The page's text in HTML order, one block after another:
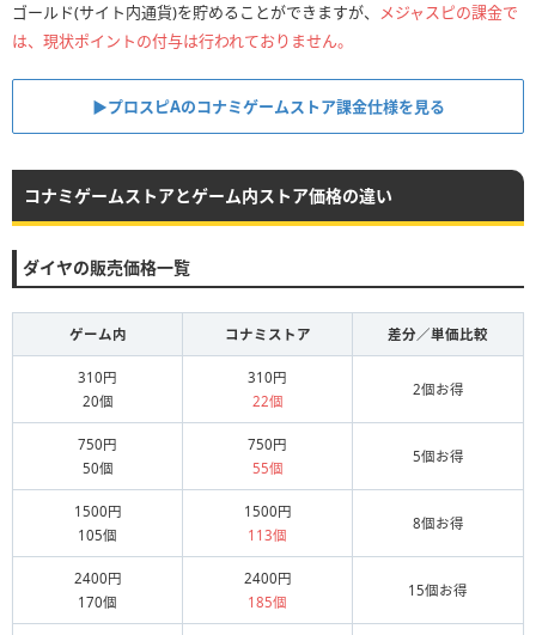
ゴールド(サイト内通貨)を貯めることができますが、
メジャスピの課金で
は、現状ポイントの付与は行われておりません。
▶︎プロスピAのコナミゲームストア課金仕様を見る
コナミゲームストアとゲーム内ストア価格の違い
ダイヤの販売価格一覧
ゲーム内 コナミストア 差分／単価比較
310円
20個
310円
22個
2個お得
750円
50個
750円
55個
5個お得
1500円
105個
1500円
113個
8個お得
2400円
170個
2400円
185個
15個お得